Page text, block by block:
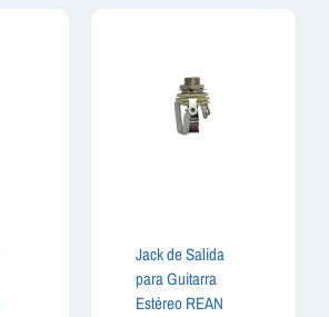
Jack de Salida
para Guitarra
Estéreo REAN